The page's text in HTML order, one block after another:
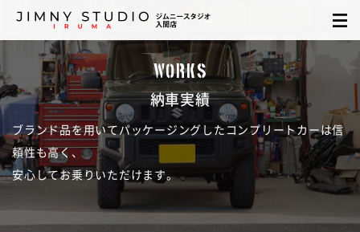
WORKS
納車実績
ブランド品を用いてパッケージングしたコンプリートカーは信
頼性も高く、
安心してお乗りいただけます。